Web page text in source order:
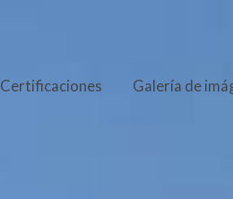
Certificaciones Galería de